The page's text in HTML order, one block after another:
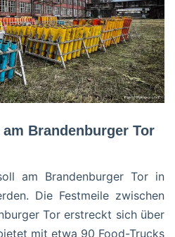
Brandenburger Tor
am Brandenburger Tor in
Die Festmeile zwischen
Tor erstreckt sich über
mit etwa 90 Food-Trucks